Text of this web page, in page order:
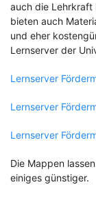
auch die Lehrkraft
bieten auch
und eher
Lernserver der
Lernserver
Lernserver
Lernserver
Die Mappen
einiges günstiger.